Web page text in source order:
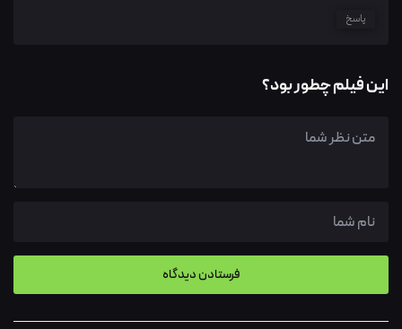
پاسخ
این فیلم چطور بود؟